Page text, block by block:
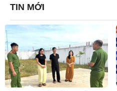
TIN MỚI